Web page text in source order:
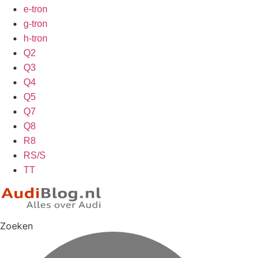
e-tron
g-tron
h-tron
Q2
Q3
Q4
Q5
Q7
Q8
R8
RS/S
TT
Zoeken